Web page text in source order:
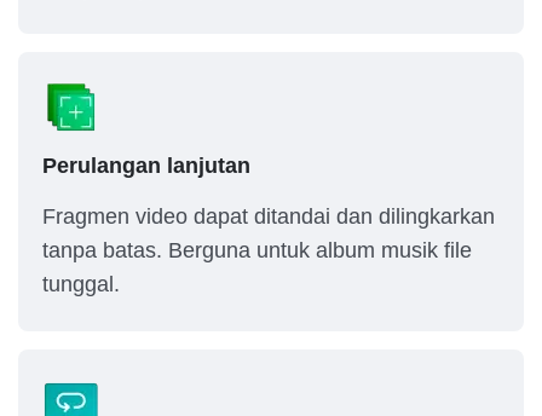
Perulangan lanjutan
Fragmen video dapat ditandai dan dilingkarkan
tanpa batas. Berguna untuk album musik file
tunggal.